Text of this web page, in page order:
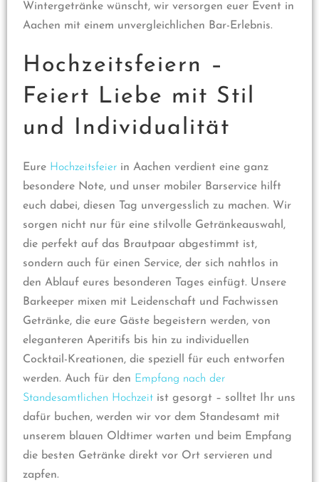
Wintergetränke wünscht, wir versorgen euer Event in
Aachen mit einem unvergleichlichen Bar-Erlebnis.
Hochzeitsfeiern –
Feiert Liebe mit Stil
und Individualität
Eure Hochzeitsfeier in Aachen verdient eine ganz
besondere Note, und unser mobiler Barservice hilft
euch dabei, diesen Tag unvergesslich zu machen. Wir
sorgen nicht nur für eine stilvolle Getränkeauswahl,
die perfekt auf das Brautpaar abgestimmt ist,
sondern auch für einen Service, der sich nahtlos in
den Ablauf eures besonderen Tages einfügt. Unsere
Barkeeper mixen mit Leidenschaft und Fachwissen
Getränke, die eure Gäste begeistern werden, von
eleganteren Aperitifs bis hin zu individuellen
Cocktail-Kreationen, die speziell für euch entworfen
werden. Auch für den Empfang nach der
Standesamtlichen Hochzeit ist gesorgt – solltet Ihr uns
dafür buchen, werden wir vor dem Standesamt mit
unserem blauen Oldtimer warten und beim Empfang
die besten Getränke direkt vor Ort servieren und
zapfen.